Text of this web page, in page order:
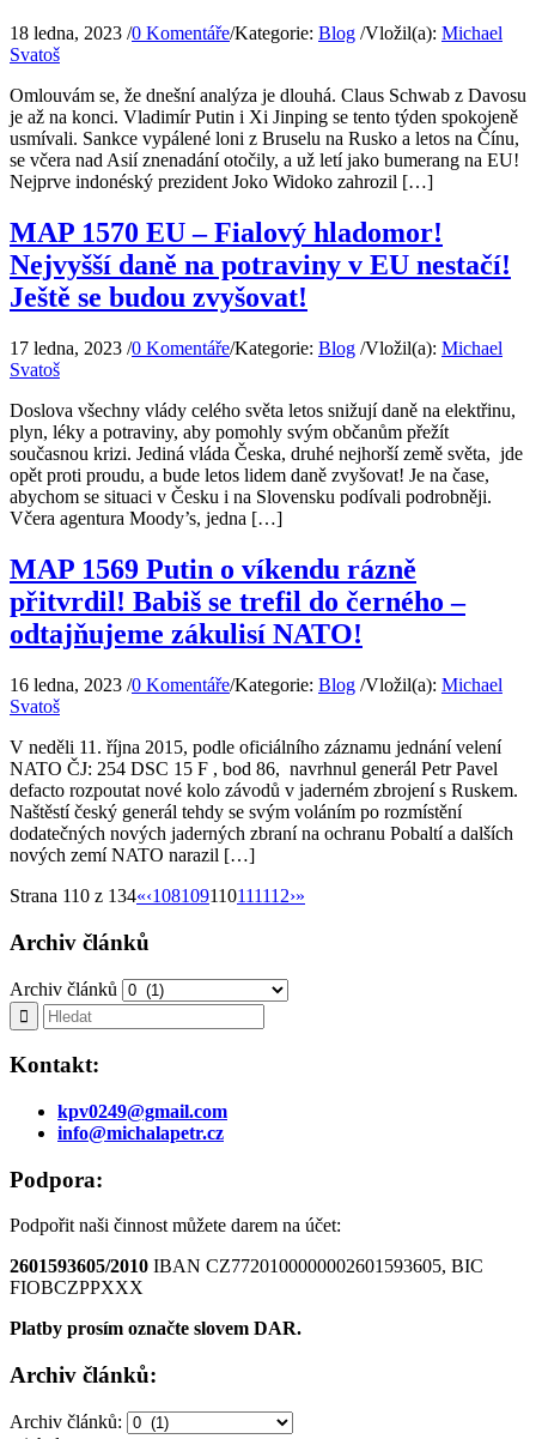
18 ledna, 2023 /0 Komentáře/Kategorie: Blog /Vložil(a): Michael
Svatoš
Omlouvám se, že dnešní analýza je dlouhá. Claus Schwab z Davosu
je až na konci. Vladimír Putin i Xi Jinping se tento týden spokojeně
usmívali. Sankce vypálené loni z Bruselu na Rusko a letos na Čínu,
se včera nad Asií znenadání otočily, a už letí jako bumerang na EU!
Nejprve indonéský prezident Joko Widoko zahrozil […]
MAP 1570 EU – Fialový hladomor!
Nejvyšší daně na potraviny v EU nestačí!
Ještě se budou zvyšovat!
17 ledna, 2023 /0 Komentáře/Kategorie: Blog /Vložil(a): Michael
Svatoš
Doslova všechny vlády celého světa letos snižují daně na elektřinu,
plyn, léky a potraviny, aby pomohly svým občanům přežít
současnou krizi. Jediná vláda Česka, druhé nejhorší země světa, jde
opět proti proudu, a bude letos lidem daně zvyšovat! Je na čase,
abychom se situaci v Česku i na Slovensku podívali podrobněji.
Včera agentura Moody’s, jedna […]
MAP 1569 Putin o víkendu rázně
přitvrdil! Babiš se trefil do černého –
odtajňujeme zákulisí NATO!
16 ledna, 2023 /0 Komentáře/Kategorie: Blog /Vložil(a): Michael
Svatoš
V neděli 11. října 2015, podle oficiálního záznamu jednání velení
NATO ČJ: 254 DSC 15 F , bod 86, navrhnul generál Petr Pavel
defacto rozpoutat nové kolo závodů v jaderném zbrojení s Ruskem.
Naštěstí český generál tehdy se svým voláním po rozmístění
dodatečných nových jaderných zbraní na ochranu Pobaltí a dalších
nových zemí NATO narazil […]
Strana 110 z 134«‹108109110111112›»
Archiv článků
Archiv článků
Kontakt:
kpv0249@gmail.com
info@michalapetr.cz
Podpora:
Podpořit naši činnost můžete darem na účet:
2601593605/2010 IBAN CZ7720100000002601593605, BIC
FIOBCZPPXXX
Platby prosím označte slovem DAR.
Archiv článků:
Archiv článků: